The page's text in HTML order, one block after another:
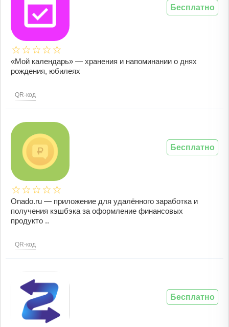
«Мой календарь» — хранения и напоминании о днях
рождения, юбилеях
QR-код
Бесплатно
Onado.ru — приложение для удалённого заработка и
получения кэшбэка за оформление финансовых
продукто ..
QR-код
Бесплатно
Бесплатно